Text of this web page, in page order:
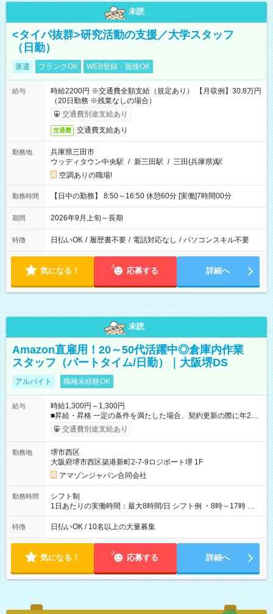
未読
<タイパ抜群>研究活動の支援／大学スタッフ
（日勤）
派遣 ブランクOK WEB登録・面接OK
給与
時給2200円 ※交通費全額支給（規定あり） 【月収例】30.8万円
（20日勤務 ※残業なしの場合）
交通費別途支給あり
交通費 交通費支給あり
勤務地
兵庫県三田市
ウッディタウン中央駅 / 新三田駅 / 三田(兵庫県)駅
空調ありの職場!
勤務時間 【日中の勤務】 8:50～16:50 休憩60分 [実働]7時間00分
期間 2026年9月上旬～長期
特徴 日払いOK / 履歴書不要 / 電話対応なし / パソコンスキル不要
気になる！ 応募する 詳細へ
未読
Amazon直雇用！20～50代活躍中◎倉庫内作業
スタッフ（パートタイム/日勤）｜大阪堺DS
アルバイト 職種未経験OK
給与
時給1,300円～1,300円
■昇給・昇格 一定の条件を満たした場合、契約更新の際に年2回
まで昇給の機会があります。 ■正社員登用制度あり ※月末締/翌
月25日支払い ※時間外手当、別途支給 ※深夜割増賃金 (22:00～
☆Amazon直雇用で安定して働けます！ 【試用期間】試用期間
あり 試用期間の長さ：1週間 雇用形態、給与は本採用時と同じ
です。
交通費別途支給あり
勤務地
堺市西区
大阪府堺市西区築港新町2-7-9ロジポート堺 1F
アマゾンジャパン合同会社
勤務時間
シフト制
1日あたりの実働時間：最大8時間/日 シフト例 ・8時～17時 ・
12時～21時
特徴 日払いOK / 10名以上の大量募集
気になる！ 応募する 詳細へ